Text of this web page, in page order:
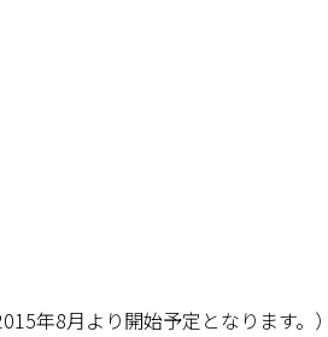
年8月より開始予定となります。）